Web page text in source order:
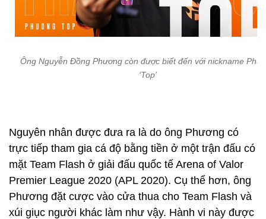
Ông Nguyễn Đồng Phương còn được biết đến với nickname
‘Top’
Nguyên nhân được đưa ra là do ông Phương có
trực tiếp tham gia cá độ bằng tiền ở một trận đấu có
mặt Team Flash ở giải đấu quốc tế Arena of Valor
Premier League 2020 (APL 2020). Cụ thể hơn, ông
Phương đặt cược vào cửa thua cho Team Flash và
xúi giục người khác làm như vậy. Hành vi này được